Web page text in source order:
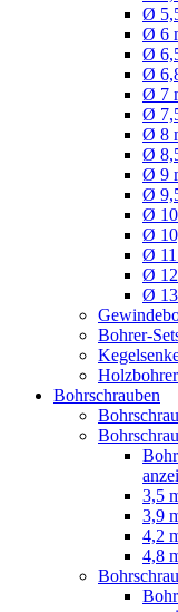
Ø
Ø 6
Ø
Ø
Ø 7
Ø
Ø 8
Ø
Ø 9
Ø
Ø
Ø
Ø
Ø
Ø
Bohrer-
Holzbohrer
Bohrschrauben
3,5
3,9
4,2
4,8